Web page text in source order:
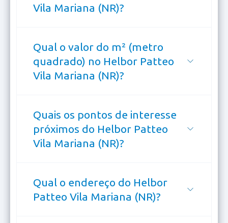
Vila Mariana (NR)?
Qual o valor do m² (metro
quadrado) no Helbor Patteo
Vila Mariana (NR)?
Quais os pontos de interesse
próximos do Helbor Patteo
Vila Mariana (NR)?
Qual o endereço do Helbor
Patteo Vila Mariana (NR)?